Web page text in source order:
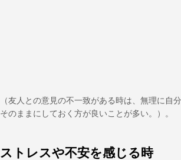
（友人との意見の不一致がある時は、無理に自
そのままにしておく方が良いことが多い。）。
ストレスや不安を感じる時